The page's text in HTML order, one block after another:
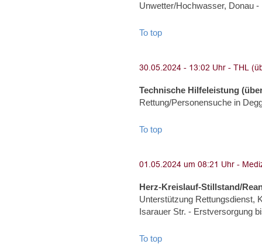
Unwetter/Hochwasser, Donau
To top
Technische Hilfeleistung
Rettung/Personensuche in
To top
Herz-Kreislauf-Stillstand/
Unterstützung Rettungsdienst,
Isarauer Str. - Erstversorgung
To top